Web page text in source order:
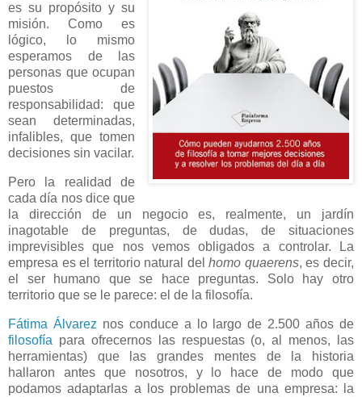
es su propósito y su
misión. Como es
lógico, lo mismo
esperamos de las
personas que ocupan
puestos de
responsabilidad: que
sean determinadas,
infalibles, que tomen
decisiones sin vacilar.
Pero la realidad de
cada día nos dice que
la dirección de un negocio es, realmente, un jardín
inagotable de preguntas, de dudas, de situaciones
imprevisibles que nos vemos obligados a controlar. La
empresa es el territorio natural delhomo quaerens, es decir,
el ser humano que se hace preguntas. Solo hay otro
territorio que se le parece: el de la filosofía.
Fátima Álvarez nos conduce a lo largo de 2.500 años de
filosofía para ofrecernos las respuestas (o, al menos, las
herramientas) que las grandes mentes de la historia
hallaron antes que nosotros, y lo hace de modo que
podamos adaptarlas a los problemas de una empresa: la